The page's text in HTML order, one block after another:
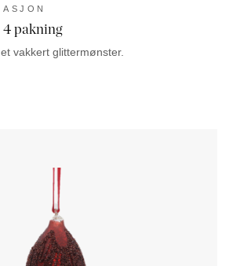
pakning
vakkert glittermønster.